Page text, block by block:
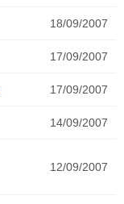
18/09/2007
17/09/2007
17/09/2007
14/09/2007
12/09/2007